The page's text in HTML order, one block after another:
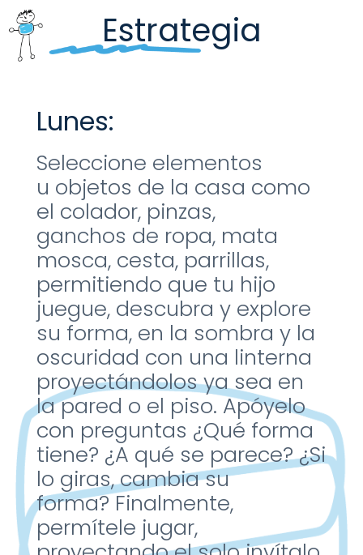
Estrategia
Lunes:
Seleccione elementos
u objetos de la casa como
el colador, pinzas,
ganchos de ropa, mata
mosca, cesta, parrillas,
permitiendo que tu hijo
juegue, descubra y explore
su forma, en la sombra y la
oscuridad con una linterna
proyectándolos yasea en
la pared o el piso.​Apóyelo
con preguntas ¿Qué forma
tiene? ¿A qué se parece? ¿Si
lo giras,cambia su
forma?Finalmente,
permítele jugar,